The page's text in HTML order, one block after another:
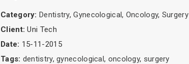
Category: Dentistry,Gynecological, Oncology, Surgery
Client: Uni Tech
Date: 15-11-2015
Tags: dentistry,gynecological, oncology, surgery